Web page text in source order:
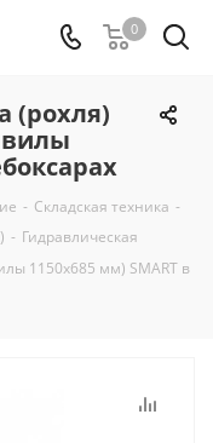
0
(рохля)
вилы
- Складская техника -
- Гидравлическая
1150x685 мм) SMART в